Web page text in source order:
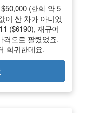
(한화 약 5
이 싼 차가 아니었
($6190), 재규어
격으로 팔렸었죠.
희귀한데요.